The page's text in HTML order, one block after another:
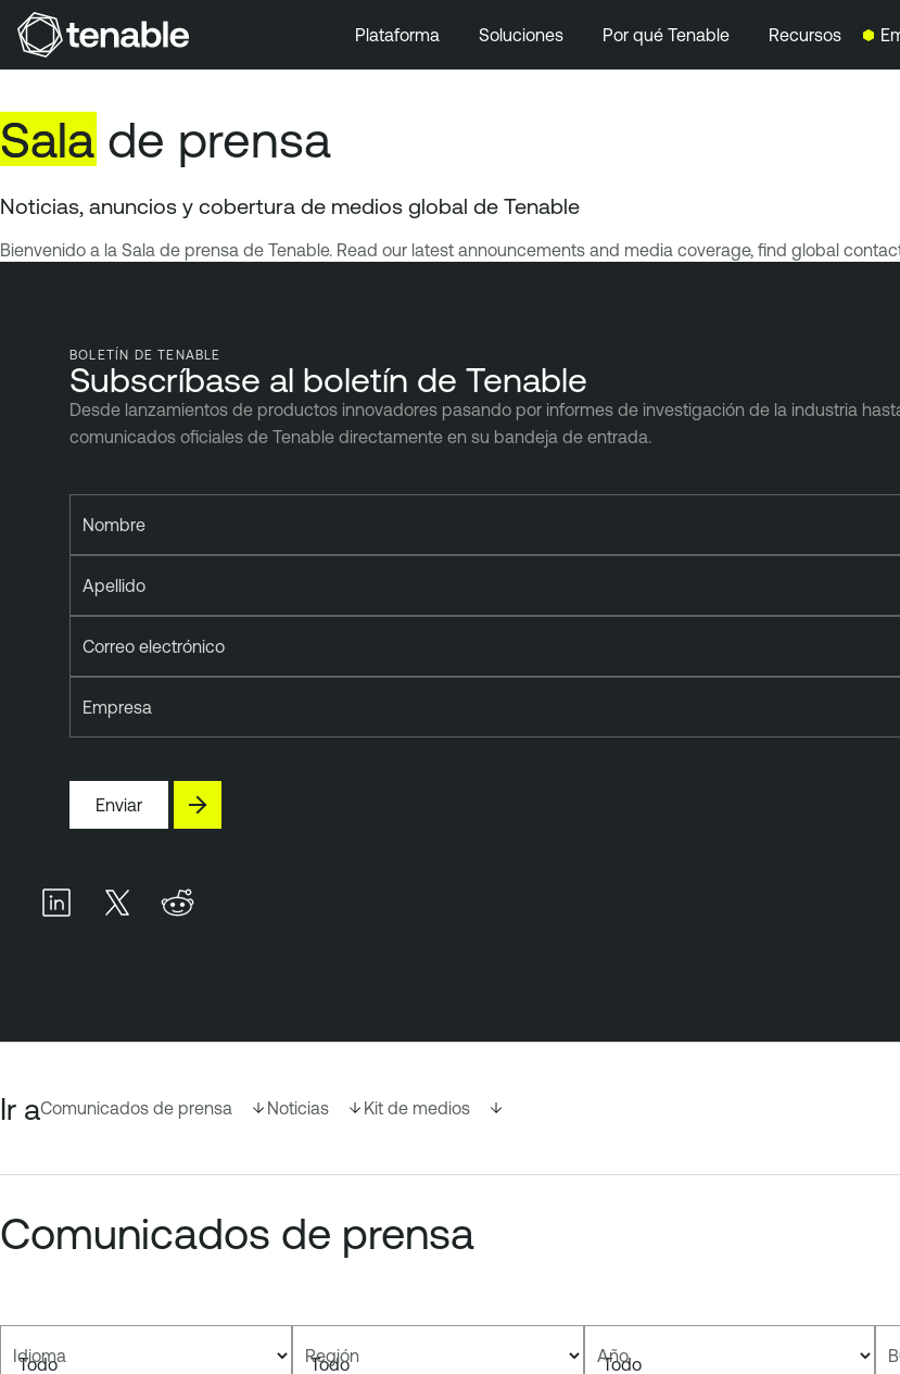
Ir al contenido principal
Ir al pie de página
Plataforma Soluciones Por qué Tenable Recursos
Sala de prensa
Noticias, anuncios y cobertura de medios global de Tenable
Bienvenido a la Sala de prensa de Tenable. Read our latest announcements and media coverage, find global
BOLETÍN DE TENABLE
Subscríbase al boletín de Tenable
Desde lanzamientos de productos innovadores pasando por informes de investigación de la industria
comunicados oficiales de Tenable directamente en su bandeja de entrada.
Nombre
Apellido
Correo electrónico
Empresa
Enviar
Ir aComunicados de prensa Noticias Kit de medios
Comunicados de prensa
Idioma Región Año